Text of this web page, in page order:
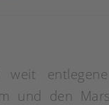
und den